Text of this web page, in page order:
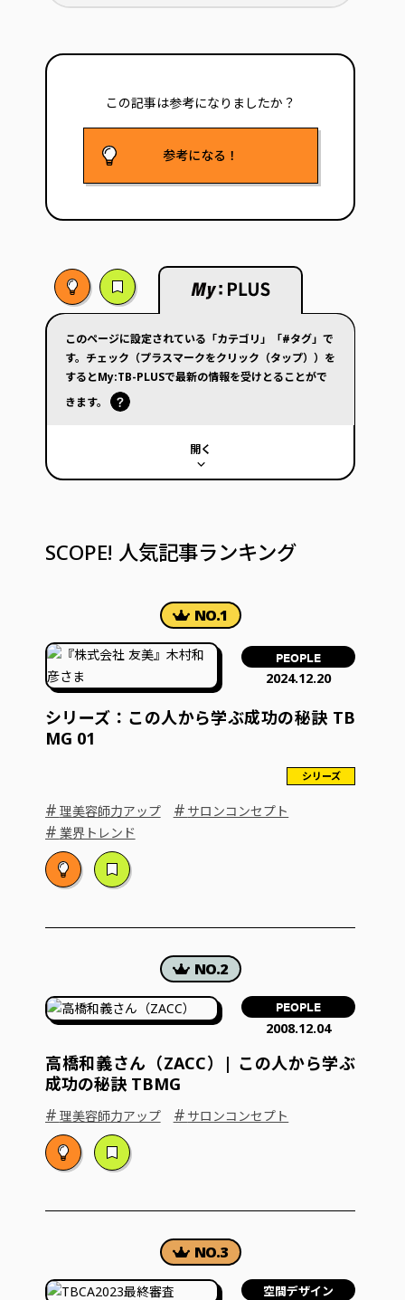
この記事は参考になりましたか？
参考になる！
このページに設定されている「カテゴリ」「#タグ」で
す。チェック（プラスマークをクリック（タップ））を
するとMy:TB-PLUSで最新の情報を受けとることがで
きます。
開く
SCOPE! 人気記事ランキング
PEOPLE
2024.12.20
シリーズ：この人から学ぶ成功の秘訣 TB
MG 01
シリーズ
# 理美容師力アップ # サロンコンセプト
# 業界トレンド
PEOPLE
2008.12.04
高橋和義さん（ZACC）| この人から学ぶ
成功の秘訣 TBMG
# 理美容師力アップ # サロンコンセプト
空間デザイン